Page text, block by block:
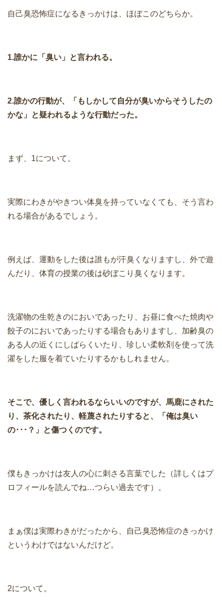
自己臭恐怖症になるきっかけは、ほぼこのどちらか。
1.誰かに「臭い」と言われる。
2.誰かの行動が、「もしかして自分が臭いからそうしたの
かな」と疑われるような行動だった。
まず、1について。
実際にわきがやきつい体臭を持っていなくても、そう言わ
れる場合があるでしょう。
例えば、運動をした後は誰もが汗臭くなりますし、外で遊
んだり、体育の授業の後は砂ぼこり臭くなります。
洗濯物の生乾きのにおいであったり、お昼に食べた焼肉や
餃子のにおいであったりする場合もありますし、加齢臭の
ある人の近くにしばらくいたり、珍しい柔軟剤を使って洗
濯をした服を着ていたりするかもしれません。
そこで、優しく言われるならいいのですが、馬鹿にされた
り、茶化されたり、軽蔑されたりすると、「俺は臭い
の･･･？」と傷つくのです。
僕もきっかけは友人の心に刺さる言葉でした（詳しくはプ
ロフィールを読んでね…つらい過去です）。
まぁ僕は実際わきがだったから、自己臭恐怖症のきっかけ
というわけではないんだけど。
2について。